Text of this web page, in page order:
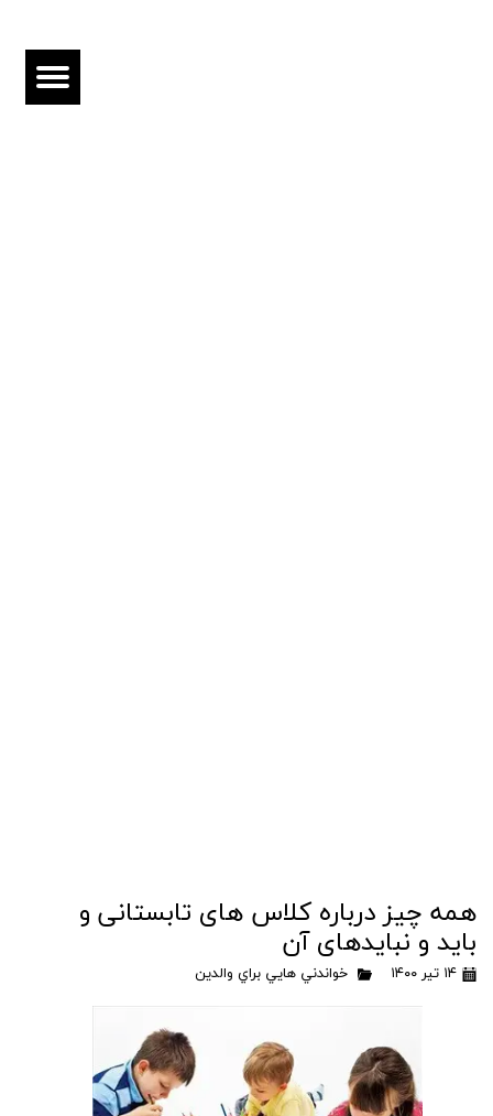
همه چیز درباره کلاس های تابستانی و
باید و نبایدهای آن
۱۴ تیر ۱۴۰۰ خواندني هايي براي والدين